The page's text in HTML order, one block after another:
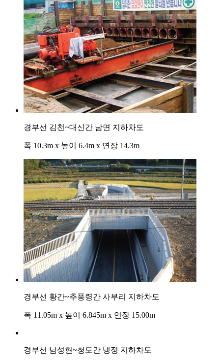
경부선 김천~대신간 남면 지하차도
폭 10.3m x 높이 6.4m x 연장 14.3m
경부선 황간~추풍령간 사부리 지하차도
폭 11.05m x 높이 6.845m x 연장 15.00m
경부선 남성현~청도간 냉정 지하차도